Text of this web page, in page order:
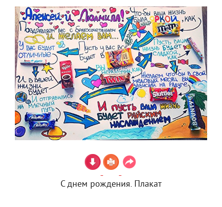
С днем рождения. Плакат